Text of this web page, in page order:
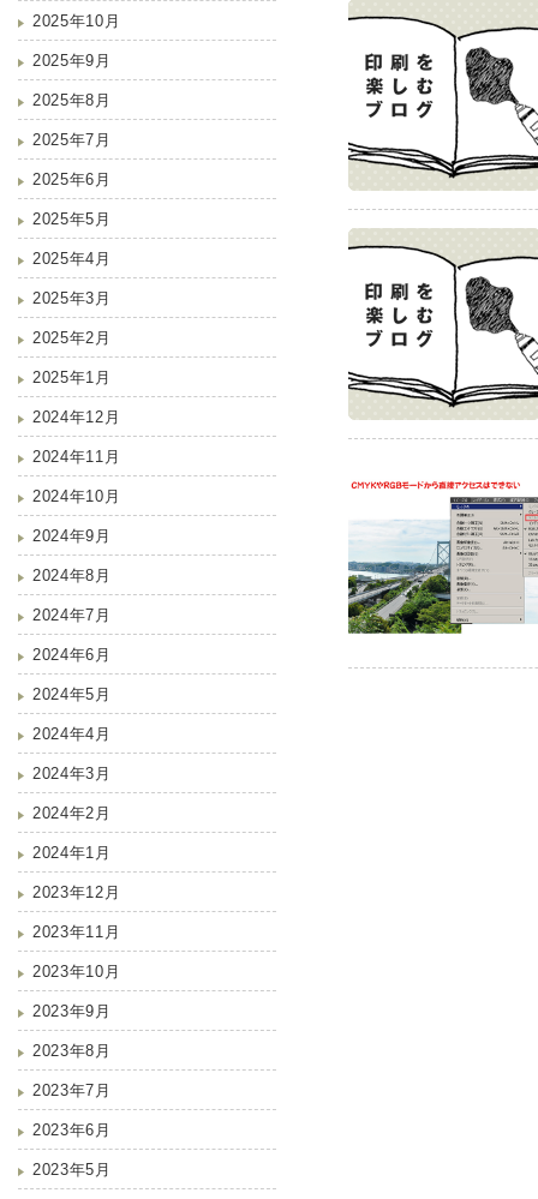
2025年10月
2025年9月
2025年8月
2025年7月
2025年6月
2025年5月
2025年4月
2025年3月
2025年2月
2025年1月
2024年12月
2024年11月
2024年10月
2024年9月
2024年8月
2024年7月
2024年6月
2024年5月
2024年4月
2024年3月
2024年2月
2024年1月
2023年12月
2023年11月
2023年10月
2023年9月
2023年8月
2023年7月
2023年6月
2023年5月